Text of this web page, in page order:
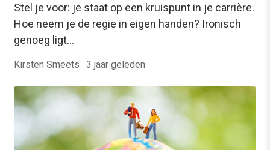
Stel je voor: je staat op een kruispunt in je carrière.
Hoe neem je de regie in eigen handen? Ironisch
genoeg ligt…
Kirsten Smeets · 3 jaar geleden